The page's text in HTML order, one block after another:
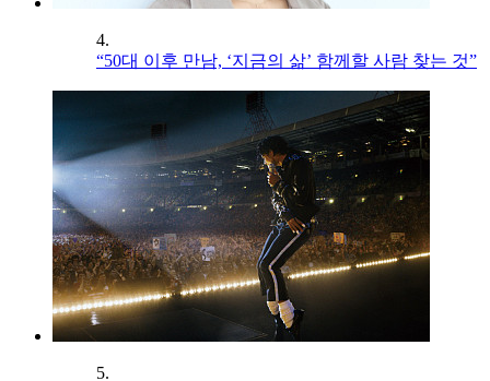
4.
“50대 이후 만남, ‘지금의 삶’ 함께할 사람 찾는 것”
5.